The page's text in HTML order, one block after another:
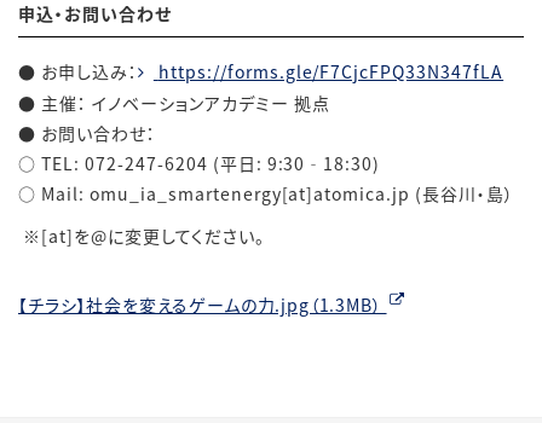
申込・お問い合わせ
● お申し込み：
https://forms.gle/F7CjcFPQ33N347fLA
● 主催： イノベーションアカデミー 拠点
● お問い合わせ：
○ TEL: 072-247-6204 (平日 : 9:30 ‐ 18:30)
○ Mail: omu_ia_smartenergy[at]atomica.jp (長谷川・島）
※[at]を@に変更してください。
【チラシ】社会を変えるゲームの力.jpg（1.3MB）